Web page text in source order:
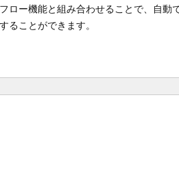
ロー機能と組み合わせることで、自動
ることができます。